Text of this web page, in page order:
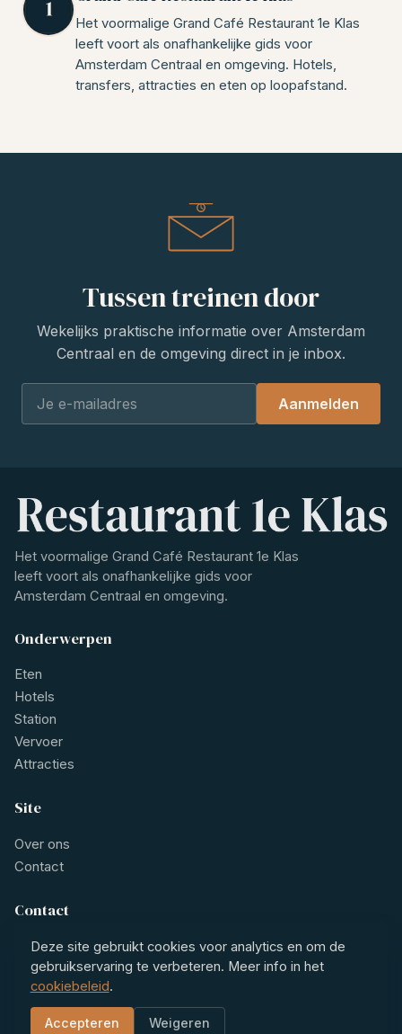
Het voormalige Grand Café Restaurant 1e Klas
leeft voort als onafhankelijke gids voor
Amsterdam Centraal en omgeving. Hotels,
transfers, attracties en eten op loopafstand.
Tussen treinen door
Wekelijks praktische informatie over Amsterdam
Centraal en de omgeving direct in je inbox.
Aanmelden
Het voormalige Grand Café Restaurant 1e Klas
leeft voort als onafhankelijke gids voor
Amsterdam Centraal en omgeving.
Onderwerpen
Eten
Hotels
Station
Vervoer
Attracties
Site
Over ons
Contact
Contact
contact@restaurant1eklas.nl
© 2026 Grand Café Restaurant 1e Klas
DisclaimerPrivacybeleidCookiebeleid
Deze site gebruikt cookies voor analytics en om de
gebruikservaring te verbeteren. Meer info in het
cookiebeleid.
Accepteren Weigeren